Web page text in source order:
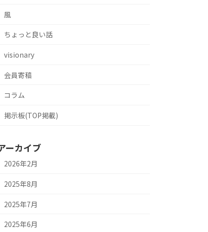
風
ちょっと良い話
visionary
会員寄稿
コラム
掲示板(TOP掲載)
ーカイブ
2026年2月
2025年8月
2025年7月
2025年6月